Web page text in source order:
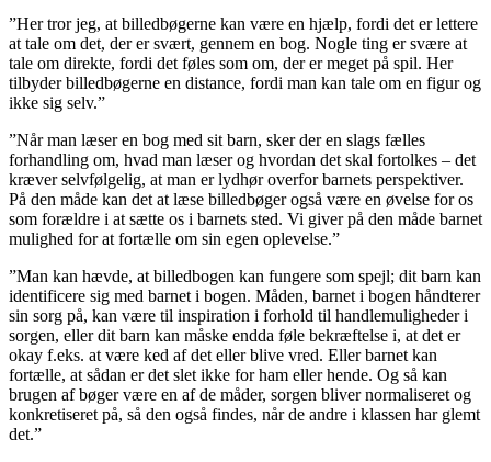
”Her tror jeg, at billedbøgerne kan være en hjælp, fordi det er lettere
at tale om det, der er svært, gennem en bog. Nogle ting er svære at
tale om direkte, fordi det føles som om, der er meget på spil. Her
tilbyder billedbøgerne en distance, fordi man kan tale om en figur og
ikke sig selv.”
”Når man læser en bog med sit barn, sker der en slags fælles
forhandling om, hvad man læser og hvordan det skal fortolkes – det
kræver selvfølgelig, at man er lydhør overfor barnets perspektiver.
På den måde kan det at læse billedbøger også være en øvelse for os
som forældre i at sætte os i barnets sted. Vi giver på den måde barnet
mulighed for at fortælle om sin egen oplevelse.”
”Man kan hævde, at billedbogen kan fungere som spejl; dit barn kan
identificere sig med barnet i bogen. Måden, barnet i bogen håndterer
sin sorg på, kan være til inspiration i forhold til handlemuligheder i
sorgen, eller dit barn kan måske endda føle bekræftelse i, at det er
okay f.eks. at være ked af det eller blive vred. Eller barnet kan
fortælle, at sådan er det slet ikke for ham eller hende. Og så kan
brugen af bøger være en af de måder, sorgen bliver normaliseret og
konkretiseret på, så den også findes, når de andre i klassen har glemt
det.”